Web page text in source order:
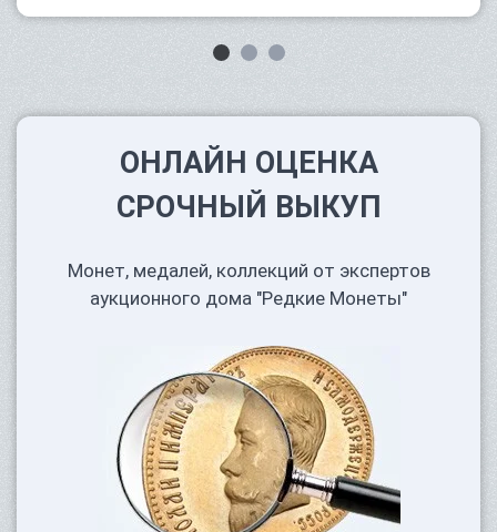
ОНЛАЙН ОЦЕНКА
СРОЧНЫЙ ВЫКУП
Монет, медалей, коллекций от экспертов
аукционного дома "Редкие Монеты"